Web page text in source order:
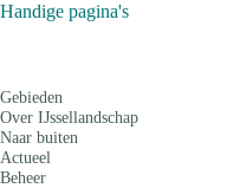
Handige pagina's
Gebieden
Over IJssellandschap
Naar buiten
Actueel
Beheer